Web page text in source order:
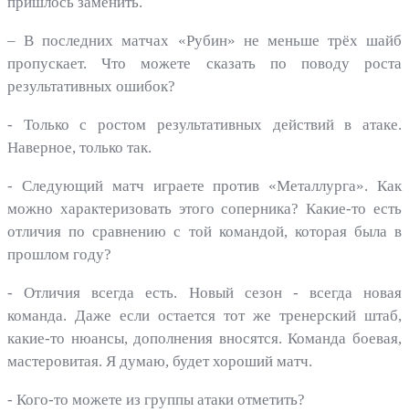
– В последних матчах «Рубин» не меньше трёх шайб
пропускает. Что можете сказать по поводу роста
результативных ошибок?
- Только с ростом результативных действий в атаке.
Наверное, только так.
- Следующий матч играете против «Металлурга». Как
можно характеризовать этого соперника? Какие-то есть
отличия по сравнению с той командой, которая была в
прошлом году?
- Отличия всегда есть. Новый сезон - всегда новая
команда. Даже если остается тот же тренерский штаб,
какие-то нюансы, дополнения вносятся. Команда боевая,
мастеровитая. Я думаю, будет хороший матч.
- Кого-то можете из группы атаки отметить?